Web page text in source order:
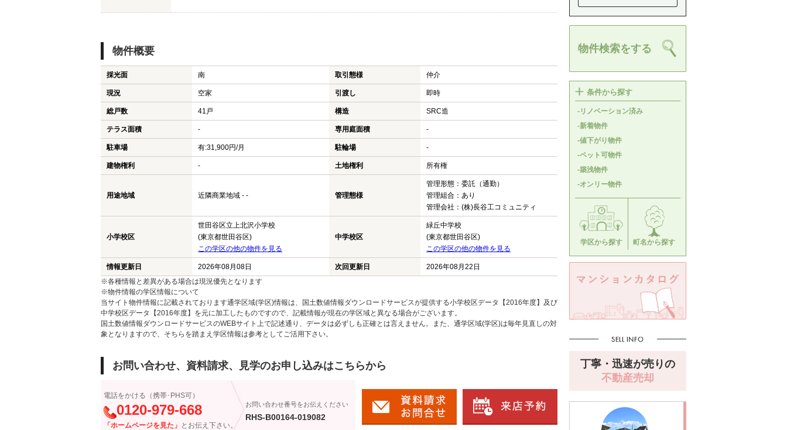
物件概要
採光面 南 取引態様 仲介
現況 空家 引渡し 即時
総戸数 41戸 構造 SRC造
テラス面積 - 専用庭面積 -
駐車場 有:31,900円/月 駐輪場 -
建物権利 - 土地権利 所有権
用途地域 近隣商業地域 - - 管理態様
管理形態：委託（通勤）
管理組合：あり
管理会社：(株)長谷工コミュニティ
小学校区
世田谷区立上北沢小学校
(東京都世田谷区)
この学区の他の物件を見る
中学校区
緑丘中学校
(東京都世田谷区)
この学区の他の物件を見る
情報更新日 2026年08月08日 次回更新日
2026年08月22日
※各種情報と差異がある場合は現況優先となります
※物件情報の学区情報について
当サイト物件情報に記載されております通学区域(学区)情報は、国土数値情報ダウンロードサービスが提供する小学校区データ【2016年度】及び
中学校区データ【2016年度】を元に加工したものですので、記載情報が現在の学区域と異なる場合がございます。
国土数値情報ダウンロードサービスのWEBサイト上で記述通り、データは必ずしも正確とは言えません。また、通学区域(学区)は毎年見直しの対
象となりますので、そちらを踏まえ学区情報は参考としてご活用下さい。
お問い合わせ、資料請求、見学のお申し込みはこちらから
電話をかける（携帯･PHS可）
0120-979-668
「ホームページを見た」 とお伝え下さい。
お問い合わせ番号をお伝えください
RHS-B00164-019082
物件検索をする
条件から探す
-リノベーション済み
-新着物件
-値下がり物件
-ペット可物件
-築浅物件
-オンリー物件
学区から探す 町名から探す
丁寧・迅速が売りの
不動産売却